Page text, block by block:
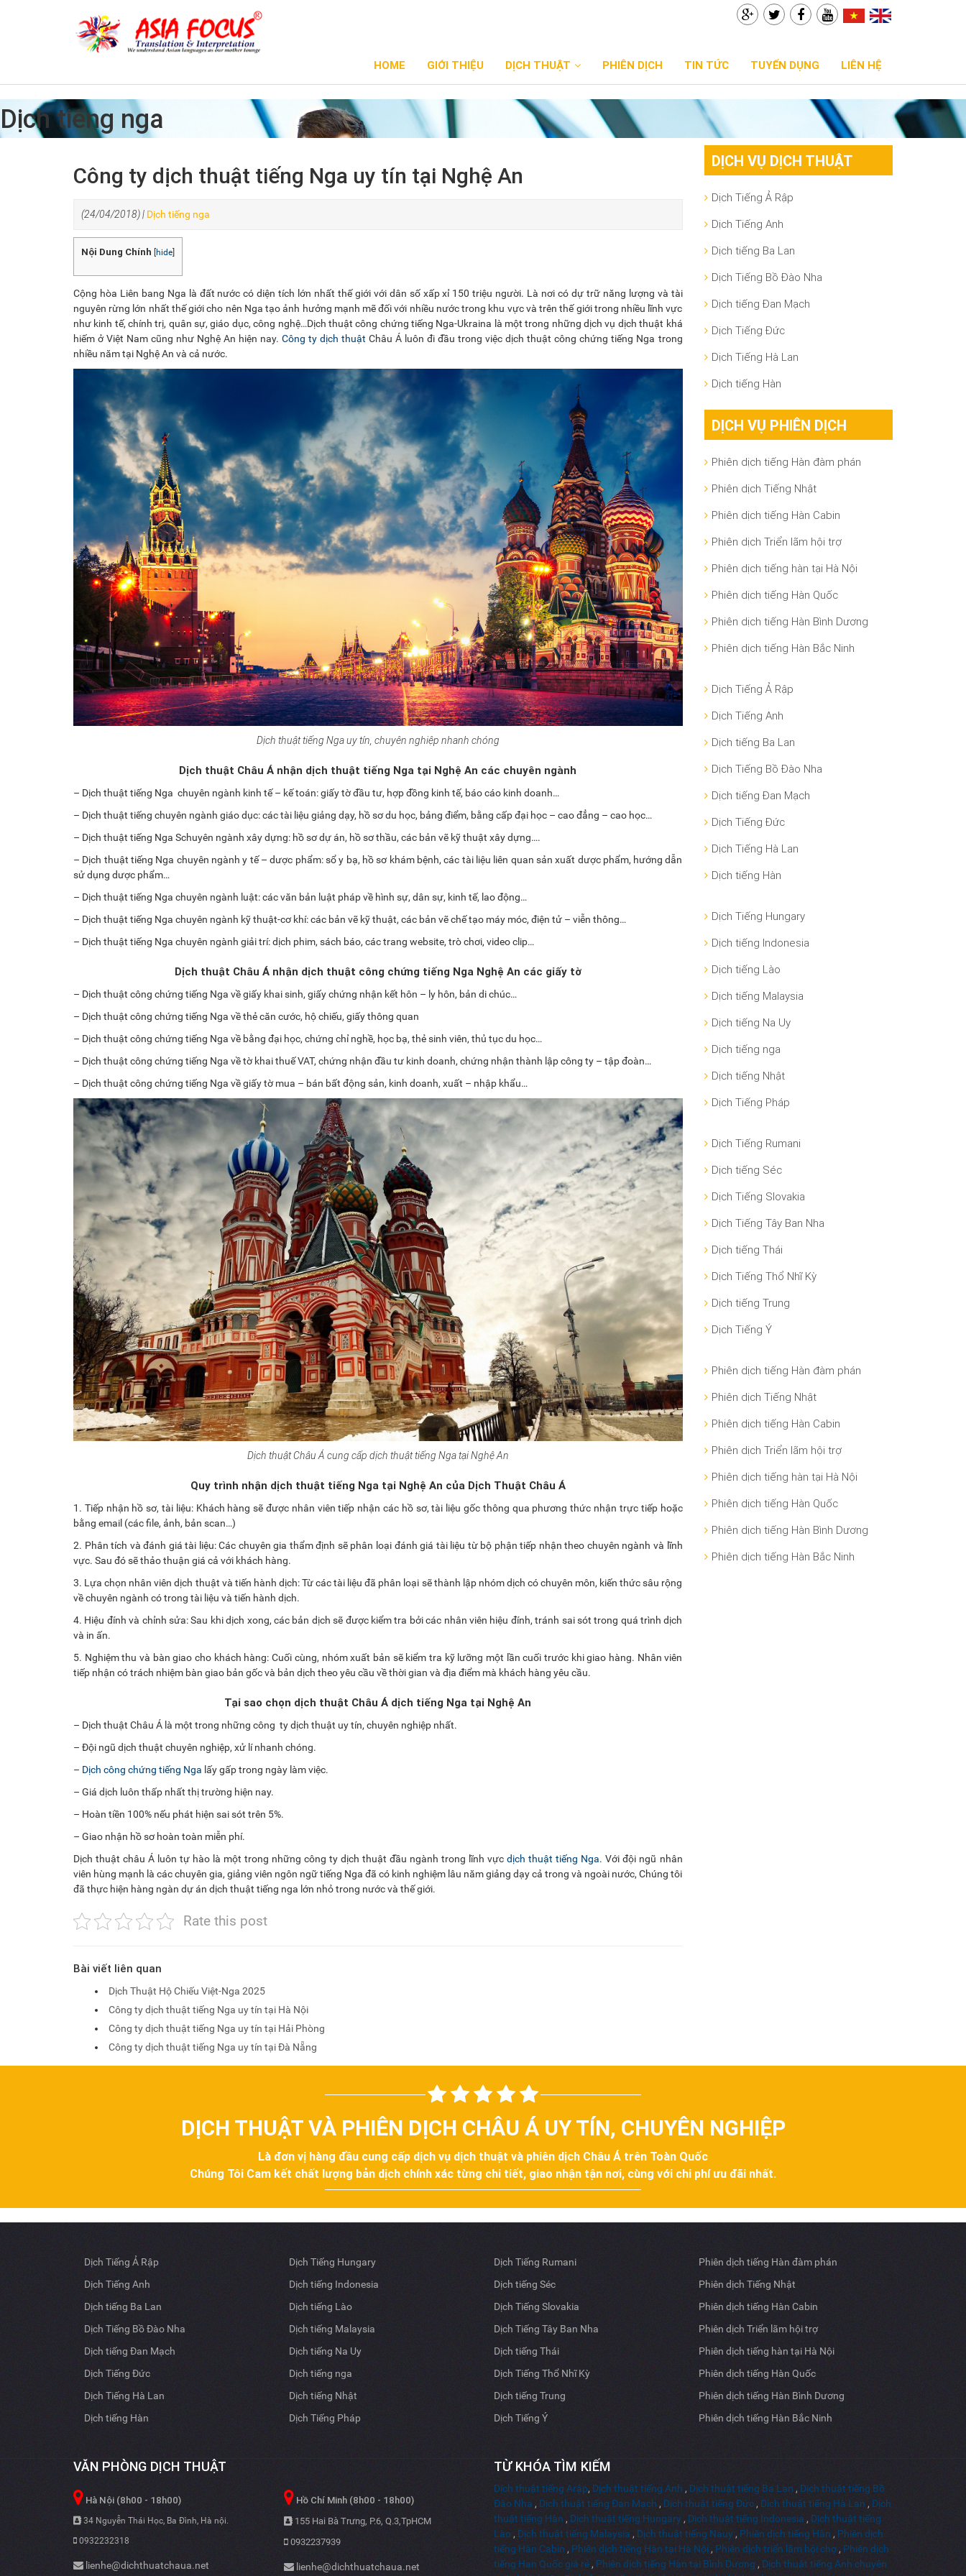
HOME GIỚI THIỆU DỊCH THUẬT PHIÊN DỊCH TIN TỨC TUYỂN DỤNG LIÊN HỆ
Dịch tiếng nga
Công ty dịch thuật tiếng Nga uy tín tại Nghệ An
(24/04/2018) | Dịch tiếng nga
Nội Dung Chính hide
Cộng hòa Liên bang Nga là đất nước có diện tích lớn nhất thế giới với dân số xấp xỉ 150 triệu người. Là nơi có dự trữ năng lượng và tài
nguyên rừng lớn nhất thế giới cho nên Nga tạo ảnh hưởng mạnh mẽ đối với nhiều nước trong khu vực và trên thế giới trong nhiều lĩnh vực
như kinh tế, chính trị, quân sự, giáo dục, công nghệ…Dịch thuật công chứng tiếng Nga-Ukraina là một trong những dịch vụ dịch thuật khá
hiếm ở Việt Nam cũng như Nghệ An hiện nay.Công ty dịch thuật Châu Á luôn đi đầu trong việc dịch thuật công chứng tiếng Nga trong
nhiều năm tại Nghệ An và cả nước.
Dịch thuật tiếng Nga uy tín, chuyên nghiệp nhanh chóng
Dịch thuật Châu Á nhận dịch thuật tiếng Nga tại Nghệ An các chuyên ngành
– Dịch thuật tiếng Nga chuyên ngành kinh tế – kế toán: giấy tờ đầu tư, hợp đồng kinh tế, báo cáo kinh doanh…
– Dịch thuật tiếng chuyên ngành giáo dục: các tài liệu giảng dạy, hồ sơ du học, bảng điểm, bằng cấp đại học – cao đẳng – cao học…
– Dịch thuật tiếng Nga Schuyên ngành xây dựng: hồ sơ dự án, hồ sơ thầu, các bản vẽ kỹ thuật xây dựng….
– Dịch thuật tiếng Nga chuyên ngành y tế – dược phẩm: sổ y bạ, hồ sơ khám bệnh, các tài liệu liên quan sản xuất dược phẩm, hướng dẫn
sử dụng dược phẩm…
– Dịch thuật tiếng Nga chuyên ngành luật: các văn bản luật pháp về hình sự, dân sự, kinh tế, lao động…
– Dịch thuật tiếng Nga chuyên ngành kỹ thuật-cơ khí: các bản vẽ kỹ thuật, các bản vẽ chế tạo máy móc, điện tử – viễn thông…
– Dịch thuật tiếng Nga chuyên ngành giải trí: dịch phim, sách báo, các trang website, trò chơi, video clip…
Dịch thuật Châu Á nhận dịch thuật công chứng tiếng Nga Nghệ An các giấy tờ
– Dịch thuật công chứng tiếng Nga về giấy khai sinh, giấy chứng nhận kết hôn – ly hôn, bản di chúc…
– Dịch thuật công chứng tiếng Nga về thẻ căn cước, hộ chiếu, giấy thông quan
– Dịch thuật công chứng tiếng Nga về bằng đại học, chứng chỉ nghề, học bạ, thẻ sinh viên, thủ tục du học…
– Dịch thuật công chứng tiếng Nga về tờ khai thuế VAT, chứng nhận đầu tư kinh doanh, chứng nhận thành lập công ty – tập đoàn…
– Dịch thuật công chứng tiếng Nga về giấy tờ mua – bán bất động sản, kinh doanh, xuất – nhập khẩu…
Dịch thuật Châu Á cung cấp dịch thuật tiếng Nga tại Nghệ An
Quy trình nhận dịch thuật tiếng Nga tại Nghệ An của Dịch Thuật Châu Á
1. Tiếp nhận hồ sơ, tài liệu: Khách hàng sẽ được nhân viên tiếp nhận các hồ sơ, tài liệu gốc thông qua phương thức nhận trực tiếp hoặc
bằng email (các file, ảnh, bản scan…)
2. Phân tích và đánh giá tài liệu: Các chuyên gia thẩm định sẽ phân loại đánh giá tài liệu từ bộ phận tiếp nhận theo chuyên ngành và lĩnh
vực. Sau đó sẽ thảo thuận giá cả với khách hàng.
3. Lựa chọn nhân viên dịch thuật và tiến hành dịch: Từ các tài liệu đã phân loại sẽ thành lập nhóm dịch có chuyên môn, kiến thức sâu rộng
về chuyên ngành có trong tài liệu và tiến hành dịch.
4. Hiệu đính và chỉnh sửa: Sau khi dịch xong, các bản dịch sẽ được kiểm tra bởi các nhân viên hiệu đính, tránh sai sót trong quá trình dịch
và in ấn.
5. Nghiệm thu và bàn giao cho khách hàng: Cuối cùng, nhóm xuất bản sẽ kiểm tra kỹ lưỡng một lần cuối trước khi giao hàng. Nhân viên
tiếp nhận có trách nhiệm bàn giao bản gốc và bản dịch theo yêu cầu về thời gian và địa điểm mà khách hàng yêu cầu.
Tại sao chọn dịch thuật Châu Á dịch tiếng Nga tại Nghệ An
– Dịch thuật Châu Á là một trong những công ty dịch thuật uy tín, chuyên nghiệp nhất.
– Đội ngũ dịch thuật chuyên nghiệp, xử lí nhanh chóng.
– Dịch công chứng tiếng Nga lấy gấp trong ngày làm việc.
– Giá dịch luôn thấp nhất thị trường hiện nay.
– Hoàn tiền 100% nếu phát hiện sai sót trên 5%.
– Giao nhận hồ sơ hoàn toàn miễn phí.
Dịch thuật châu Á luôn tự hào là một trong những công ty dịch thuật đầu ngành trong lĩnh vựcdịch thuật tiếng Nga. Với đội ngũ nhân
viên hùng mạnh là các chuyên gia, giảng viên ngôn ngữ tiếng Nga đã có kinh nghiệm lâu năm giảng dạy cả trong và ngoài nước, Chúng tôi
đã thực hiện hàng ngàn dự án dịch thuật tiếng nga lớn nhỏ trong nước và thế giới.
Rate this post
Bài viết liên quan
Dịch Thuật Hộ Chiếu Việt-Nga 2025
Công ty dịch thuật tiếng Nga uy tín tại Hà Nội
Công ty dịch thuật tiếng Nga uy tín tại Hải Phòng
Công ty dịch thuật tiếng Nga uy tín tại Đà Nẵng
DỊCH VỤ DỊCH THUẬT
Dịch Tiếng Ả Rập
Dịch Tiếng Anh
Dịch tiếng Ba Lan
Dịch Tiếng Bồ Đào Nha
Dịch tiếng Đan Mạch
Dịch Tiếng Đức
Dịch Tiếng Hà Lan
Dịch tiếng Hàn
DỊCH VỤ PHIÊN DỊCH
Phiên dịch tiếng Hàn đàm phán
Phiên dịch Tiếng Nhật
Phiên dịch tiếng Hàn Cabin
Phiên dịch Triển lãm hội trợ
Phiên dịch tiếng hàn tại Hà Nội
Phiên dịch tiếng Hàn Quốc
Phiên dịch tiếng Hàn Bình Dương
Phiên dịch tiếng Hàn Bắc Ninh
Dịch Tiếng Ả Rập
Dịch Tiếng Anh
Dịch tiếng Ba Lan
Dịch Tiếng Bồ Đào Nha
Dịch tiếng Đan Mạch
Dịch Tiếng Đức
Dịch Tiếng Hà Lan
Dịch tiếng Hàn
Dịch Tiếng Hungary
Dịch tiếng Indonesia
Dịch tiếng Lào
Dịch tiếng Malaysia
Dịch tiếng Na Uy
Dịch tiếng nga
Dịch tiếng Nhật
Dịch Tiếng Pháp
Dịch Tiếng Rumani
Dịch tiếng Séc
Dịch Tiếng Slovakia
Dịch Tiếng Tây Ban Nha
Dịch tiếng Thái
Dịch Tiếng Thổ Nhĩ Kỳ
Dịch tiếng Trung
Dịch Tiếng Ý
Phiên dịch tiếng Hàn đàm phán
Phiên dịch Tiếng Nhật
Phiên dịch tiếng Hàn Cabin
Phiên dịch Triển lãm hội trợ
Phiên dịch tiếng hàn tại Hà Nội
Phiên dịch tiếng Hàn Quốc
Phiên dịch tiếng Hàn Bình Dương
Phiên dịch tiếng Hàn Bắc Ninh
DỊCH THUẬT VÀ PHIÊN DỊCH CHÂU Á UY TÍN, CHUYÊN NGHIỆP
Là đơn vị hàng đầu cung cấp dịch vụ dịch thuật và phiên dịch Châu Á trên Toàn Quốc
Chúng Tôi Cam kết chất lượng bản dịch chính xác từng chi tiết, giao nhận tận nơi, cùng với chi phí ưu đãi nhất.
Dịch Tiếng Ả Rập
Dịch Tiếng Anh
Dịch tiếng Ba Lan
Dịch Tiếng Bồ Đào Nha
Dịch tiếng Đan Mạch
Dịch Tiếng Đức
Dịch Tiếng Hà Lan
Dịch tiếng Hàn
Dịch Tiếng Hungary
Dịch tiếng Indonesia
Dịch tiếng Lào
Dịch tiếng Malaysia
Dịch tiếng Na Uy
Dịch tiếng nga
Dịch tiếng Nhật
Dịch Tiếng Pháp
Dịch Tiếng Rumani
Dịch tiếng Séc
Dịch Tiếng Slovakia
Dịch Tiếng Tây Ban Nha
Dịch tiếng Thái
Dịch Tiếng Thổ Nhĩ Kỳ
Dịch tiếng Trung
Dịch Tiếng Ý
Phiên dịch tiếng Hàn đàm phán
Phiên dịch Tiếng Nhật
Phiên dịch tiếng Hàn Cabin
Phiên dịch Triển lãm hội trợ
Phiên dịch tiếng hàn tại Hà Nội
Phiên dịch tiếng Hàn Quốc
Phiên dịch tiếng Hàn Bình Dương
Phiên dịch tiếng Hàn Bắc Ninh
VĂN PHÒNG DỊCH THUẬT
Hà Nội (8h00 - 18h00)
34 Nguyễn Thái Học, Ba Đình, Hà nội.
0932232318
lienhe@dichthuatchaua.net
Hồ Chí Minh (8h00 - 18h00)
155 Hai Bà Trưng, P.6, Q.3,TpHCM
0932237939
lienhe@dichthuatchaua.net
TỪ KHÓA TÌM KIẾM
Dịch thuật tiếng Arập, Dịch thuật tiếng Anh , Dịch thuật tiếng Ba Lan , Dịch thuật tiếng Bồ
Đào Nha , Dịch thuật tiếng Đan Mạch , Dịch thuật tiếng Đức, Dịch thuật tiếng Hà Lan , Dịch
thuật tiếng Hàn , Dịch thuật tiếng Hungary, Dịch thuật tiếng Indonesia , Dịch thuật tiếng
Lào, Dịch thuật tiếng Malaysia , Dịch thuật tiếng Nauy , Phiên dịch tiếng Hàn , Phiên dịch
tiếng Hàn Cabin , Phiên dịch tiếng Hàn tại Hà Nội, Phiên dịch triển lãm hội chợ, Phiên dịch
tiếng Han Quốc giá rẻ, Phiên dịch tiếng Hàn tại Bình Dương , Dịch thuật tiếng Anh chuyên